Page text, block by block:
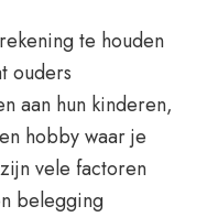
te houden
ouders
aan hun kinderen,
hobby waar je
vele factoren
belegging